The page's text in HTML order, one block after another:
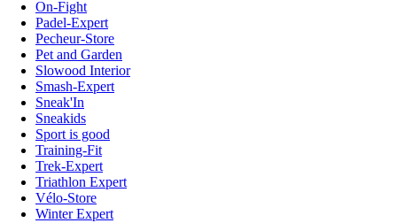
On-Fight
Padel-Expert
Pecheur-Store
Pet and Garden
Slowood Interior
Smash-Expert
Sneak'In
Sneakids
Sport is good
Training-Fit
Trek-Expert
Triathlon Expert
Vélo-Store
Winter Expert